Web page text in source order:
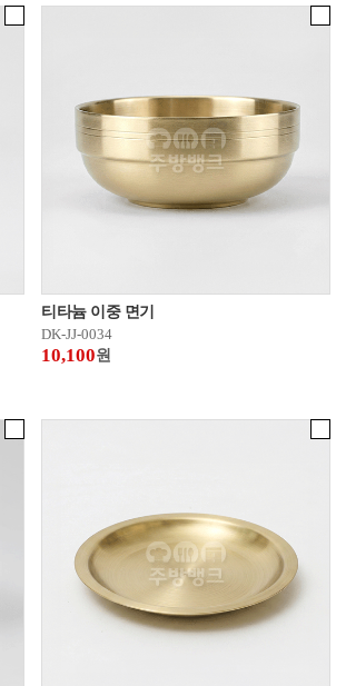
티타늄 이중 면기
DK-JJ-0034
10,100원